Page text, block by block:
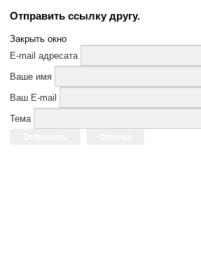
Отправить ссылку другу.
Закрыть окно
E-mail адресата
Ваше имя
Ваш E-mail
Тема